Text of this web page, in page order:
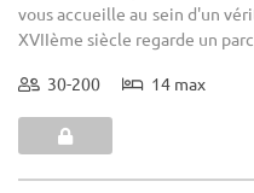
vous accueille au sein d'un
XVIIème siècle regarde un
30-200 14 max